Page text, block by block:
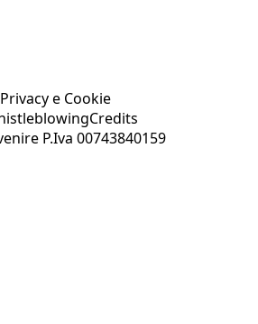
Privacy e Cookie
Credits
P.Iva 00743840159